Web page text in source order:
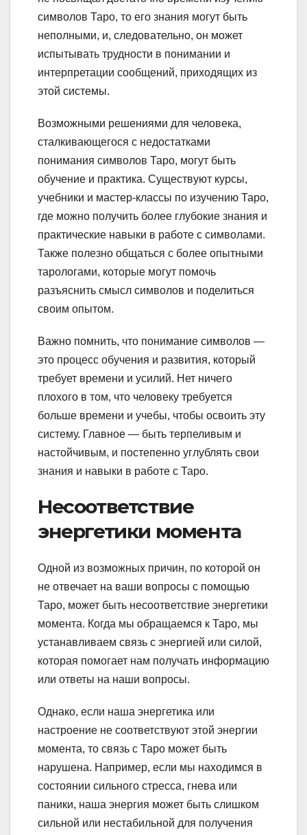
символов Таро, то его знания могут быть
неполными, и, следовательно, он может
испытывать трудности в понимании и
интерпретации сообщений, приходящих из
этой системы.
Возможными решениями для человека,
сталкивающегося с недостатками
понимания символов Таро, могут быть
обучение и практика. Существуют курсы,
учебники и мастер-классы по изучению Таро,
где можно получить более глубокие знания и
практические навыки в работе с символами.
Также полезно общаться с более опытными
тарологами, которые могут помочь
разъяснить смысл символов и поделиться
своим опытом.
Важно помнить, что понимание символов —
это процесс обучения и развития, который
требует времени и усилий. Нет ничего
плохого в том, что человеку требуется
больше времени и учебы, чтобы освоить эту
систему. Главное — быть терпеливым и
настойчивым, и постепенно углублять свои
знания и навыки в работе с Таро.
Несоответствие
энергетики момента
Одной из возможных причин, по которой он
не отвечает на ваши вопросы с помощью
Таро, может быть несоответствие энергетики
момента. Когда мы обращаемся к Таро, мы
устанавливаем связь с энергией или силой,
которая помогает нам получать информацию
или ответы на наши вопросы.
Однако, если наша энергетика или
настроение не соответствуют этой энергии
момента, то связь с Таро может быть
нарушена. Например, если мы находимся в
состоянии сильного стресса, гнева или
паники, наша энергия может быть слишком
сильной или нестабильной для получения